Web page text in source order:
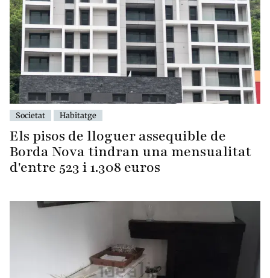
Societat Habitatge
Els pisos de lloguer assequible de
Borda Nova tindran una mensualitat
d'entre 523 i 1.308 euros